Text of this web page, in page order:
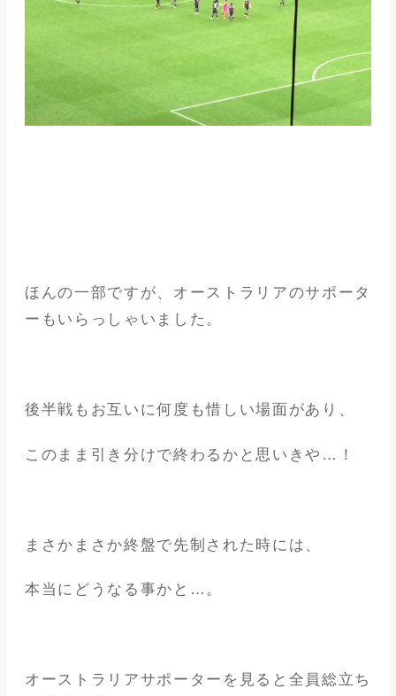
ほんの一部ですが、オーストラリアのサポータ
ーもいらっしゃいました。
後半戦もお互いに何度も惜しい場面があり、
このまま引き分けで終わるかと思いきや…！
まさかまさか終盤で先制された時には、
本当にどうなる事かと…。
オーストラリアサポーターを見ると全員総立ち